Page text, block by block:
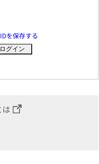
IDを保存する